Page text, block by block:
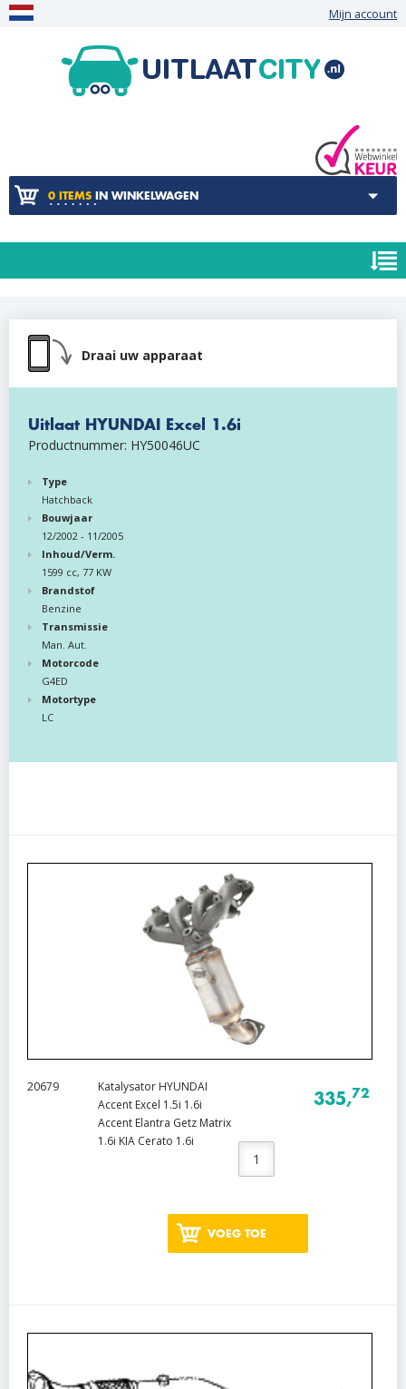
Mijn account
0 ITEMS IN WINKELWAGEN
Draai uw apparaat
Uitlaat HYUNDAI Excel 1.6i
Productnummer: HY50046UC
Type
Hatchback
Bouwjaar
12/2002 - 11/2005
Inhoud/Verm.
1599 cc, 77 KW
Brandstof
Benzine
Transmissie
Man. Aut.
Motorcode
G4ED
Motortype
LC
20679
Katalysator HYUNDAI
Accent Excel 1.5i 1.6i
Accent Elantra Getz Matrix
1.6i KIA Cerato 1.6i
335,72
VOEG TOE